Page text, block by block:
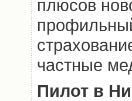
плюсов
частные
Пилот в